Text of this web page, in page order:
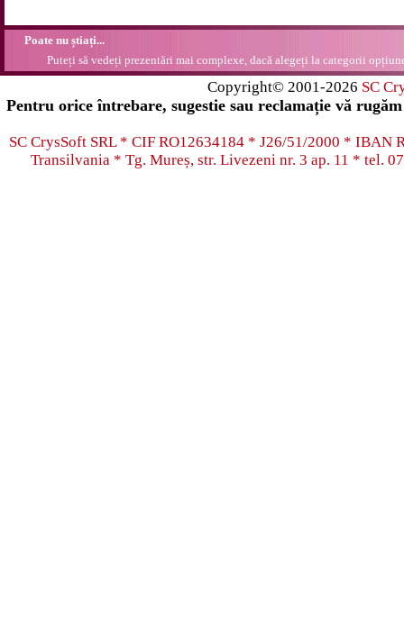
Poate nu știați...
Puteți să vedeți prezentări mai complexe, dacă alegeți la categorii
Copyright© 2001-2026 SC
Pentru orice întrebare, sugestie sau reclamație vă
SC CrysSoft SRL * CIF RO12634184 * J26/51/2000 * IBAN
Transilvania * Tg. Mureș, str. Livezeni nr. 3 ap. 11 * tel.